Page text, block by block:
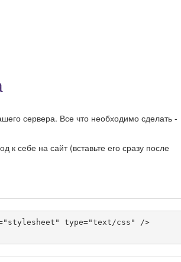
сервера. Все что необходимо сделать -
себе на сайт (вставьте его сразу после
type="text/css" />